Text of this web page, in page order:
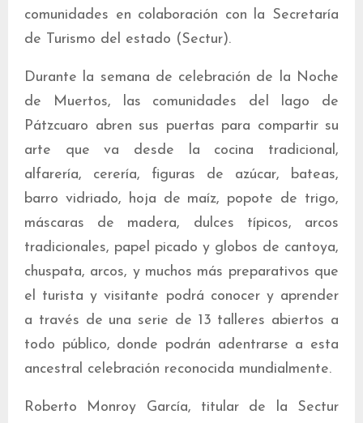
comunidades en colaboración con la Secretaría
de Turismo del estado (Sectur).
Durante la semana de celebración de la Noche
de Muertos, las comunidades del lago de
Pátzcuaro abren sus puertas para compartir su
arte que va desde la cocina tradicional,
alfarería, cerería, figuras de azúcar, bateas,
barro vidriado, hoja de maíz, popote de trigo,
máscaras de madera, dulces típicos, arcos
tradicionales, papel picado y globos de cantoya,
chuspata, arcos, y muchos más preparativos que
el turista y visitante podrá conocer y aprender
a través de una serie de 13 talleres abiertos a
todo público, donde podrán adentrarse a esta
ancestral celebración reconocida mundialmente.
Roberto Monroy García, titular de la Sectur